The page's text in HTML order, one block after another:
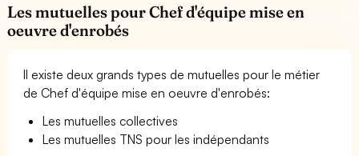
Les mutuelles pour Chef d'équipe mise en
oeuvre d'enrobés
Il existe deux grands types de mutuelles pour le métier
de Chef d'équipe mise en oeuvre d'enrobés:
Les mutuelles collectives
Les mutuelles TNS pour les indépendants